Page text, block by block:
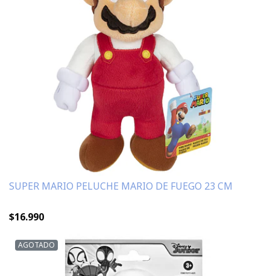
SUPER MARIO PELUCHE MARIO DE FUEGO 23 CM
$16.990
AGOTADO